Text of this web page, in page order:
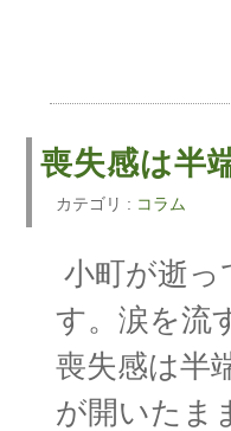
喪失感は半
カテゴリ : コラム
小町が逝
す。涙を流
喪失感は半
が開いたま